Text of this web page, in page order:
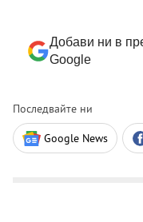
Добави ни в
Google
Последвайте ни
Google News